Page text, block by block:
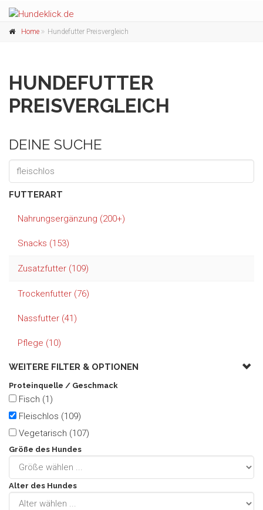
Home Hundefutter Preisvergleich
HUNDEFUTTER
PREISVERGLEICH
DEINE SUCHE
FUTTERART
Nahrungsergänzung (200+)
Snacks (153)
Zusatzfutter (109)
Trockenfutter (76)
Nassfutter (41)
Pflege (10)
WEITERE FILTER & OPTIONEN
Proteinquelle / Geschmack
Fisch (1)
Fleischlos (109)
Vegetarisch (107)
Größe des Hundes
Alter des Hundes